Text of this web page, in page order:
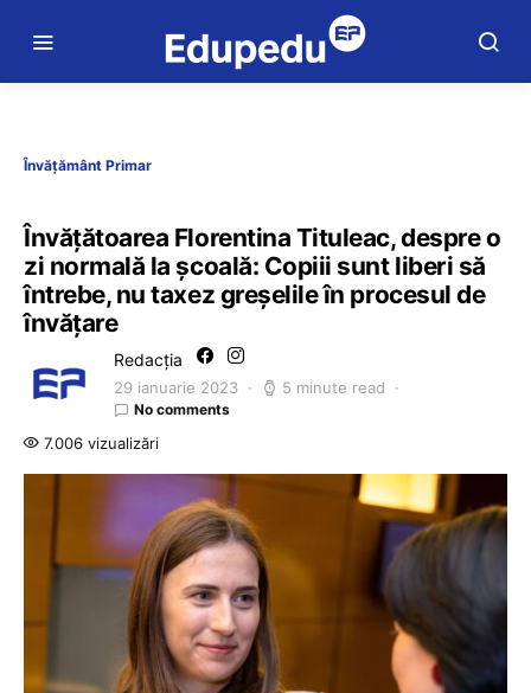
Învățământ Primar
Învățătoarea Florentina Tituleac, despre o
zi normală la școală: Copiii sunt liberi să
întrebe, nu taxez greșelile în procesul de
învățare
Redacția
29 ianuarie 2023 5 minute read
No comments
7.006 vizualizări